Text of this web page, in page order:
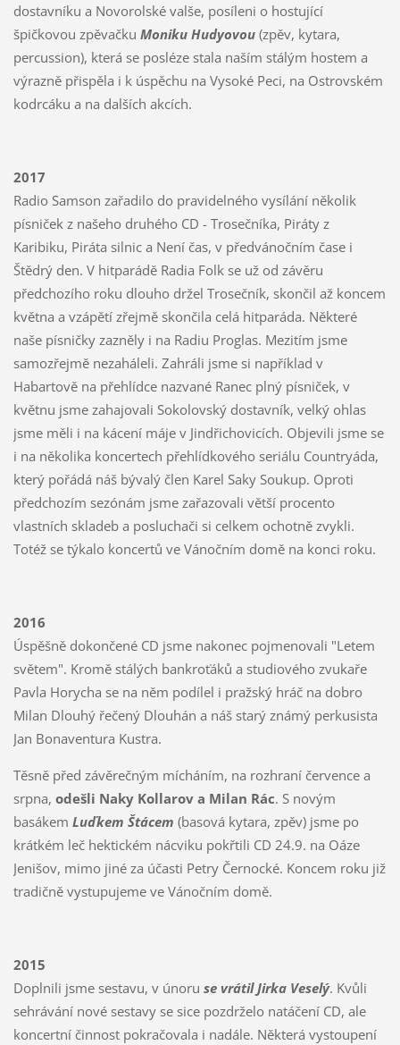
dostavníku a Novorolské valše, posíleni o hostující
špičkovou zpěvačku Moniku Hudyovou(zpěv, kytara,
percussion), která se posléze stala naším stálým hostem a
výrazně přispěla i k úspěchu na Vysoké Peci, na Ostrovském
kodrcáku a na dalších akcích.
2017
Radio Samson zařadilo do pravidelného vysílání několik
písniček z našeho druhého CD - Trosečníka, Piráty z
Karibiku, Piráta silnic a Není čas, v předvánočním čase i
Štědrý den. V hitparádě Radia Folk se už od závěru
předchozího roku dlouho držel Trosečník, skončil až koncem
května a vzápětí zřejmě skončila celá hitparáda. Některé
naše písničky zazněly i na Radiu Proglas. Mezitím jsme
samozřejmě nezaháleli. Zahráli jsme si například v
Habartově na přehlídce nazvané Ranec plný písniček, v
květnu jsme zahajovali Sokolovský dostavník, velký ohlas
jsme měli i na kácení máje v Jindřichovicích. Objevili jsme se
i na několika koncertech přehlídkového seriálu Countryáda,
který pořádá náš bývalý člen Karel Saky Soukup. Oproti
předchozím sezónám jsme zařazovali větší procento
vlastních skladeb a posluchači si celkem ochotně zvykli.
Totéž se týkalo koncertů ve Vánočním domě na konci roku.
2016
Úspěšně dokončené CD jsme nakonec pojmenovali "Letem
světem". Kromě stálých bankroťáků a studiového zvukaře
Pavla Horycha se na něm podílel i pražský hráč na dobro
Milan Dlouhý řečený Dlouhán a náš starý známý perkusista
Jan Bonaventura Kustra.
Těsně před závěrečným mícháním, na rozhraní července a
srpna, odešli Naky Kollarov a Milan Rác. S novým
basákem Luďkem Štácem (basová kytara, zpěv) jsme po
krátkém leč hektickém nácviku pokřtili CD 24.9. na Oáze
Jenišov, mimo jiné za účasti Petry Černocké. Koncem roku již
tradičně vystupujeme ve Vánočním domě.
2015
Doplnili jsme sestavu, v únoru se vrátil Jirka Veselý. Kvůli
sehrávání nové sestavy se sice pozdrželo natáčení CD, ale
koncertní činnost pokračovala i nadále. Některá vystoupení